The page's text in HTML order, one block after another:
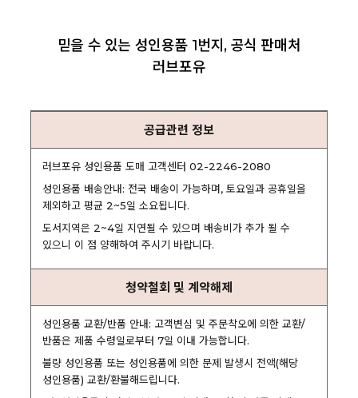
믿을 수 있는 성인용품 1번지, 공식 판매처
러브포유
공급관련 정보
러브포유 성인용품 도매 고객센터 02-2246-2080
성인용품 배송안내: 전국 배송이 가능하며, 토요일과 공휴일을
제외하고 평균 2~5일 소요됩니다.
도서지역은 2~4일 지연될 수 있으며 배송비가 추가 될 수
있으니 이 점 양해하여 주시기 바랍니다.
청약철회 및 계약해제
성인용품 교환/반품 안내: 고객변심 및 주문착오에 의한 교환/
반품은 제품 수령일로부터 7일 이내 가능합니다.
불량 성인용품 또는 성인용품에 의한 문제 발생시 전액(해당
성인용품) 교환/환불해드립니다.